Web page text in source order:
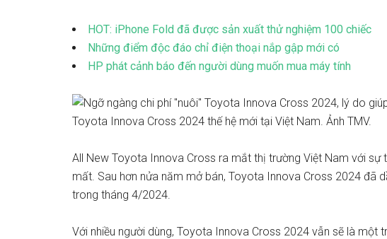
HOT: iPhone Fold đã được sản xuất thử nghiệm 100 chiếc
Những điểm độc đáo chỉ điện thoại nắp gập mới có
HP phát cảnh báo đến người dùng muốn mua máy tính
Toyota Innova Cross 2024 thế hệ mới tại Việt Nam. Ảnh TMV.
All New Toyota Innova Cross ra mắt thị trường Việt Nam với sự
mất. Sau hơn nửa năm mở bán, Toyota Innova Cross 2024 đã
trong tháng 4/2024.
Với nhiều người dùng, Toyota Innova Cross 2024 vẫn sẽ là một